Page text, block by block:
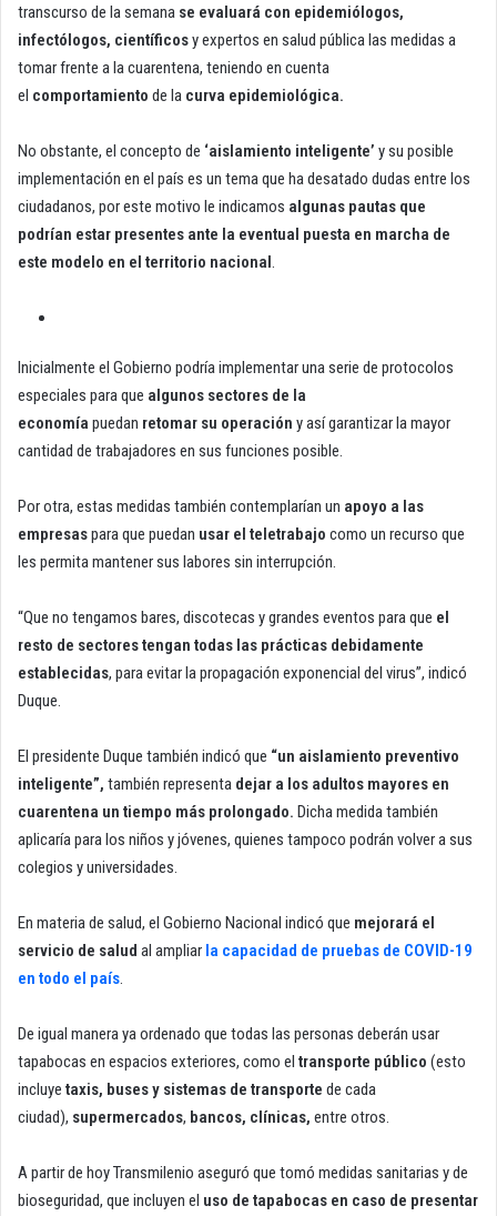
transcurso de la semana se evaluará con epidemiólogos,
infectólogos, científicosy expertos en salud pública las medidas a
tomar frente a la cuarentena, teniendo en cuenta
el comportamiento de la curva epidemiológica.
No obstante, el concepto de ‘aislamiento inteligente’ y su posible
implementación en el país es un tema que ha desatado dudas entre los
ciudadanos, por este motivo le indicamos algunas pautas que
podrían estar presentes ante la eventual puesta en marcha de
este modelo en el territorio nacional.
Inicialmente el Gobierno podría implementar una serie de protocolos
especiales para que algunos sectores de la
economía puedan retomar su operación y así garantizar la mayor
cantidad de trabajadores en sus funciones posible.
Por otra, estas medidas también contemplarían un apoyo a las
empresaspara que puedan usar el teletrabajo como un recurso que
les permita mantener sus labores sin interrupción.
“Que no tengamos bares, discotecas y grandes eventos para que el
resto de sectores tengan todas las prácticas debidamente
establecidas, para evitar la propagación exponencial del virus”, indicó
Duque.
El presidente Duque también indicó que “un aislamiento preventivo
inteligente”, también representa dejar a los adultos mayores en
cuarentena un tiempo más prolongado. Dicha medida también
aplicaría para los niños y jóvenes, quienes tampoco podrán volver a sus
colegios y universidades.
En materia de salud, el Gobierno Nacional indicó que mejorará el
servicio de salud al ampliar la capacidad de pruebas de COVID-19
en todo el país.
De igual manera ya ordenado que todas las personas deberán usar
tapabocas en espacios exteriores, como el transporte público (esto
incluye taxis, buses y sistemas de transporte de cada
ciudad), supermercados, bancos, clínicas, entre otros.
A partir de hoy Transmilenio aseguró que tomó medidas sanitarias y de
bioseguridad, que incluyen el uso de tapabocas en caso de presentar